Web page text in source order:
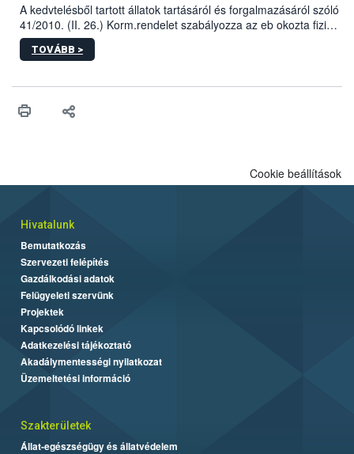
A kedvtelésből tartott állatok tartásáról és forgalmazásáról szóló
41/2010. (II. 26.) Korm.rendelet szabályozza az eb okozta fizikai
sérülés, illetve ennek veszélye keletkezésekor felmerülő
hatósági feladatokat, valamint a veszélyes eb tartását és annak
vonni az ebek viselkedésének megítélésében jártas szakértőt.
TOVÁBB >
Cookie beállítások
Hivatalunk
Bemutatkozás
Szervezeti felépítés
Gazdálkodási adatok
Felügyeleti szervünk
Projektek
Kapcsolódó linkek
Adatkezelési tájékoztató
Akadálymentességi nyilatkozat
Üzemeltetési információ
Szakterületek
Állat-egészségügy és állatvédelem